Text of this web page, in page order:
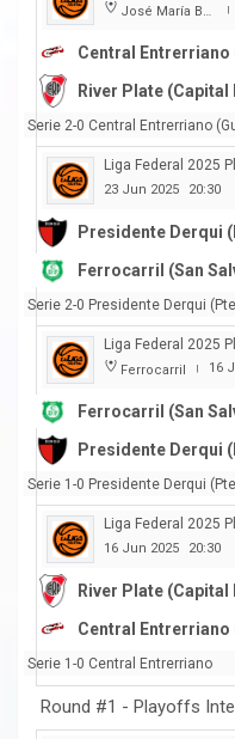
José María Bertora |
Central Entrerriano
River Plate (Capital
Serie 2-0 Central Entrerriano
Liga Federal 2025
23 Jun 2025 20:30
Presidente Derqui
Ferrocarril (San
Serie 2-0 Presidente Derqui
Liga Federal 2025
Ferrocarril | 16
Ferrocarril (San
Presidente Derqui
Serie 1-0 Presidente Derqui
Liga Federal 2025
16 Jun 2025 20:30
River Plate (Capital
Central Entrerriano
Serie 1-0 Central Entrerriano
Round #1 - Playoffs